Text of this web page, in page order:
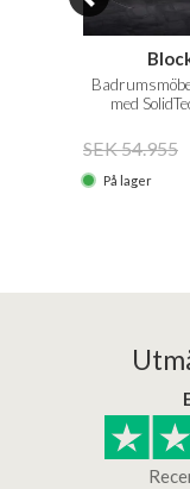
med
SEK 54.955
På lager
Bad og Stil